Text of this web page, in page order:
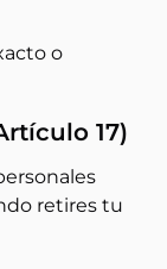
o
17)
retires tu